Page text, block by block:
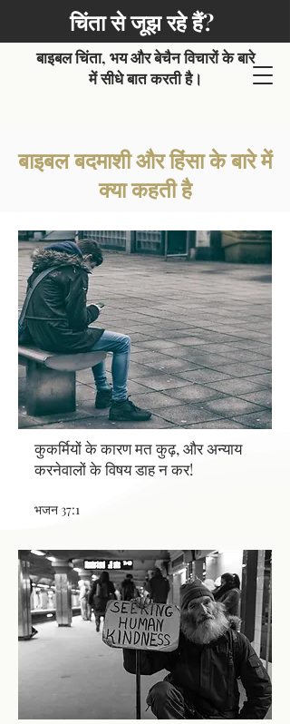
चिंता से जूझ रहे हैं?
बाइबल चिंता, भय और बेचैन विचारों के बारे
में सीधे बात करती है।
बाइबल बदमाशी और हिंसा के बारे में
क्या कहती है
कुकर्मियों के कारण मत कुढ़, और अन्याय
करनेवालों के विषय डाह न कर!
भजन 37:1